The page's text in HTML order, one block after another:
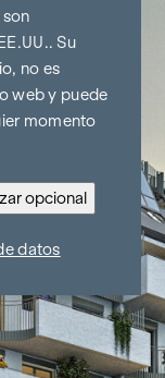
Su
no es
web y puede
momento
opcional
datos